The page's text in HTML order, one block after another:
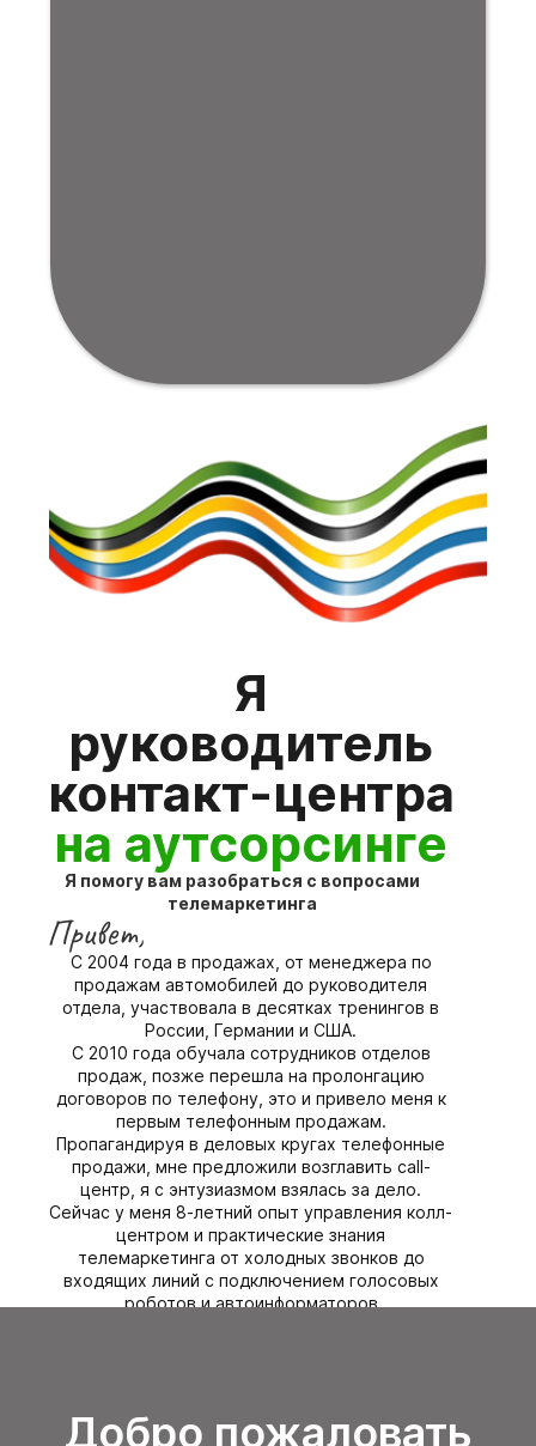
Я
руководитель
контакт-центра
на аутсорсинге
Я помогу вам разобраться с вопросами
телемаркетинга
Привет,
C 2004 года в продажах, от менеджера по
продажам автомобилей до руководителя
отдела, участвовала в десятках тренингов в
России, Германии и США.
С 2010 года обучала сотрудников отделов
продаж, позже перешла на пролонгацию
договоров по телефону, это и привело меня к
первым телефонным продажам.
Пропагандируя в деловых кругах телефонные
продажи, мне предложили возглавить call-
центр, я с энтузиазмом взялась за дело.
Сейчас у меня 8-летний опыт управления колл-
центром и практические знания
телемаркетинга от холодных звонков до
входящих линий с подключением голосовых
роботов и автоинформаторов
Добро пожаловать